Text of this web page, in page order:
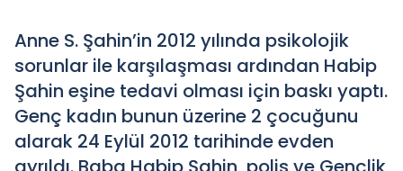
Anne S. Şahin’in 2012 yılında psikolojik
sorunlar ile karşılaşması ardından Habip
Şahin eşine tedavi olması için baskı yaptı.
Genç kadın bunun üzerine 2 çocuğunu
alarak 24 Eylül 2012 tarihinde evden